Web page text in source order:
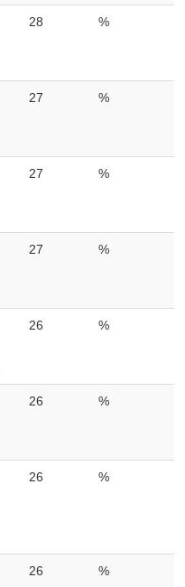
28 %
27 %
27 %
27 %
26 %
26 %
26 %
26 %